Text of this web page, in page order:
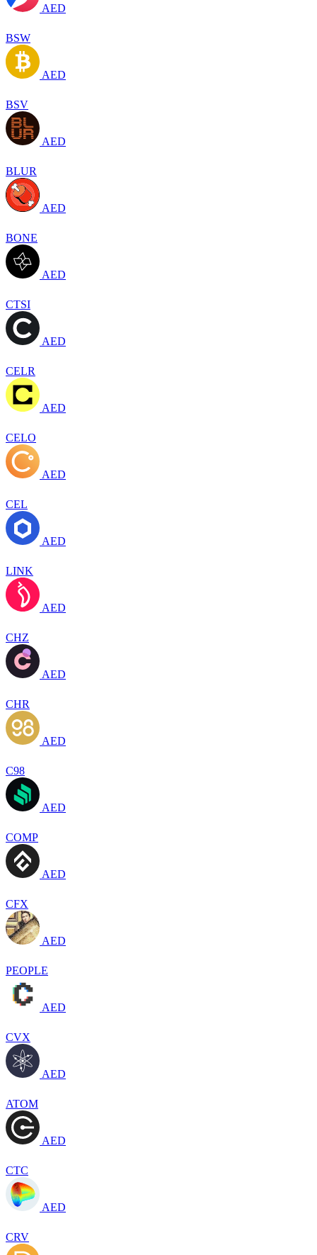
AED
BSW
AED
BSV
AED
BLUR
AED
BONE
AED
CTSI
AED
CELR
AED
CELO
AED
CEL
AED
LINK
AED
CHZ
AED
CHR
AED
C98
AED
COMP
AED
CFX
AED
PEOPLE
AED
CVX
AED
ATOM
AED
CTC
AED
CRV